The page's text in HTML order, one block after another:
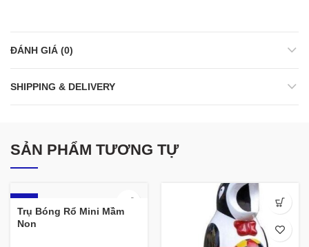
ĐÁNH GIÁ (0)
SHIPPING & DELIVERY
SẢN PHẨM TƯƠNG TỰ
-18%
Trụ Bóng Rổ Mini Mầm
Non